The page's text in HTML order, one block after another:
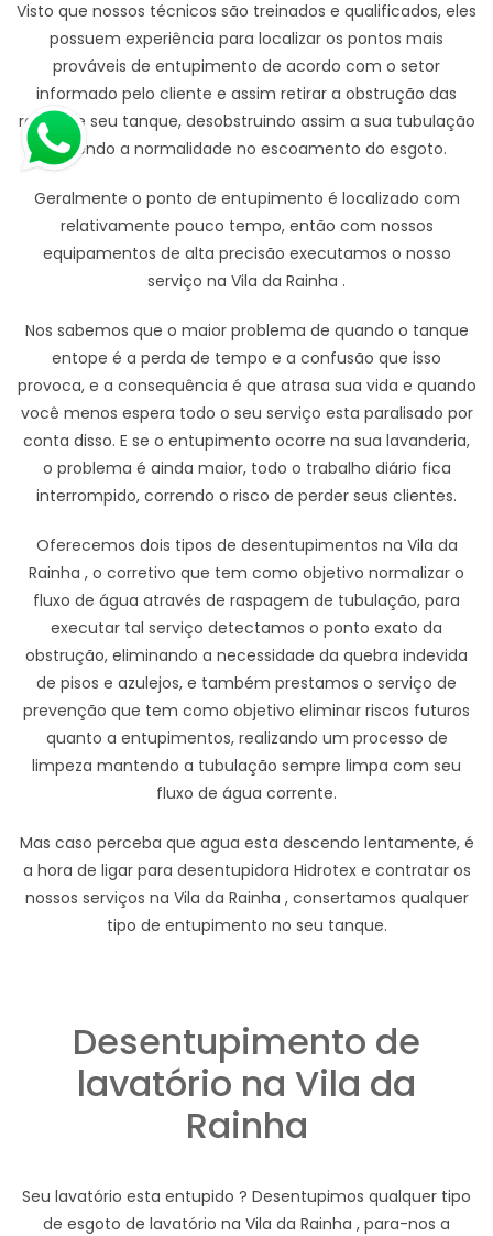
Visto que nossos técnicos são treinados e qualificados, eles
possuem experiência para localizar os pontos mais
prováveis de entupimento de acordo com o setor
informado pelo cliente e assim retirar a obstrução das
redes de seu tanque, desobstruindo assim a sua tubulação
trazendo a normalidade no escoamento do esgoto.
Geralmente o ponto de entupimento é localizado com
relativamente pouco tempo, então com nossos
equipamentos de alta precisão executamos o nosso
serviço na Vila da Rainha .
Nos sabemos que o maior problema de quando o tanque
entope é a perda de tempo e a confusão que isso
provoca, e a consequência é que atrasa sua vida e quando
você menos espera todo o seu serviço esta paralisado por
conta disso. E se o entupimento ocorre na sua lavanderia,
o problema é ainda maior, todo o trabalho diário fica
interrompido, correndo o risco de perder seus clientes.
Oferecemos dois tipos de desentupimentos na Vila da
Rainha , o corretivo que tem como objetivo normalizar o
fluxo de água através de raspagem de tubulação, para
executar tal serviço detectamos o ponto exato da
obstrução, eliminando a necessidade da quebra indevida
de pisos e azulejos, e também prestamos o serviço de
prevenção que tem como objetivo eliminar riscos futuros
quanto a entupimentos, realizando um processo de
limpeza mantendo a tubulação sempre limpa com seu
fluxo de água corrente.
Mas caso perceba que agua esta descendo lentamente, é
a hora de ligar para desentupidora Hidrotex e contratar os
nossos serviços na Vila da Rainha , consertamos qualquer
tipo de entupimento no seu tanque.
Desentupimento de
lavatório na Vila da
Rainha
Seu lavatório esta entupido ? Desentupimos qualquer tipo
de esgoto de lavatório na Vila da Rainha , para-nos a